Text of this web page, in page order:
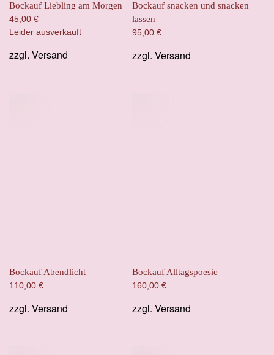
Bockauf Liebling am Morgen
45,00 €
Leider ausverkauft
zzgl. Versand
Bockauf snacken und snacken
lassen
95,00 €
zzgl. Versand
Bockauf Abendlicht
110,00 €
zzgl. Versand
Bockauf Alltagspoesie
160,00 €
zzgl. Versand